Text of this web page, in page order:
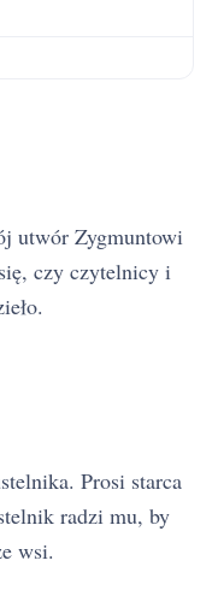
utwór Zygmuntowi
czy czytelnicy i
Prosi starca
radzi mu, by
wsi.